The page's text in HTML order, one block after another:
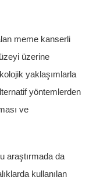
meme kanserli
üzerine
yaklaşımlarla
yöntemlerden
ve
araştırmada da
kullanılan